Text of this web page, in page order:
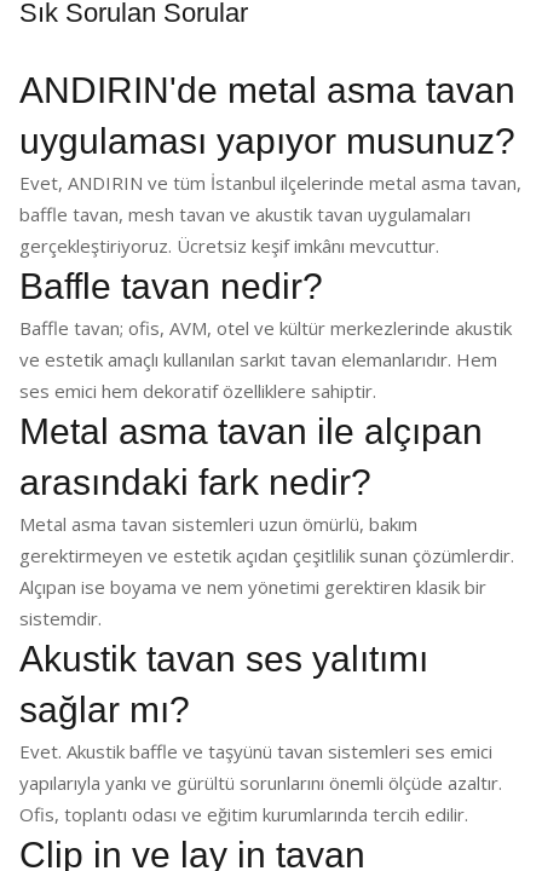
Sık Sorulan Sorular
ANDIRIN'de metal asma tavan
uygulaması yapıyor musunuz?
Evet, ANDIRIN ve tüm İstanbul ilçelerinde metal asma tavan,
baffle tavan, mesh tavan ve akustik tavan uygulamaları
gerçekleştiriyoruz. Ücretsiz keşif imkânı mevcuttur.
Baffle tavan nedir?
Baffle tavan; ofis, AVM, otel ve kültür merkezlerinde akustik
ve estetik amaçlı kullanılan sarkıt tavan elemanlarıdır. Hem
ses emici hem dekoratif özelliklere sahiptir.
Metal asma tavan ile alçıpan
arasındaki fark nedir?
Metal asma tavan sistemleri uzun ömürlü, bakım
gerektirmeyen ve estetik açıdan çeşitlilik sunan çözümlerdir.
Alçıpan ise boyama ve nem yönetimi gerektiren klasik bir
sistemdir.
Akustik tavan ses yalıtımı
sağlar mı?
Evet. Akustik baffle ve taşyünü tavan sistemleri ses emici
yapılarıyla yankı ve gürültü sorunlarını önemli ölçüde azaltır.
Ofis, toplantı odası ve eğitim kurumlarında tercih edilir.
Clip in ve lay in tavan